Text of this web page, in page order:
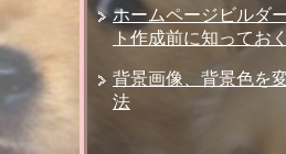
ホームページビルダ
ト作成前に知ってお
背景画像、背景色を
法